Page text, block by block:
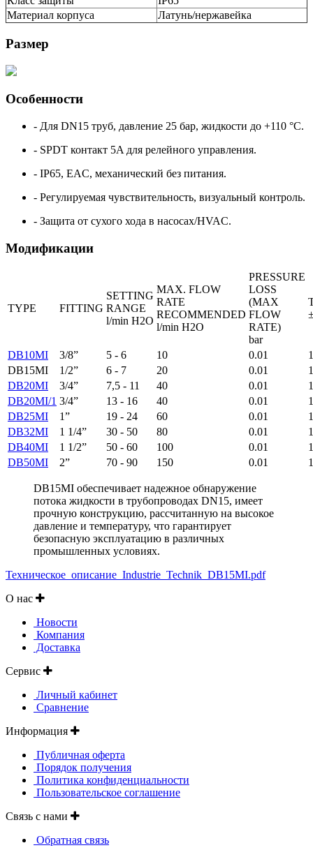
Материал корпуса
Латунь/нержавейка
Размер
Особенности
- Для DN15 труб, давление 25 бар, жидкости до +110 °C.
- SPDT контакт 5A для релейного управления.
- IP65, EAC, механический без питания.
- Регулируемая чувствительность, визуальный контроль.
- Защита от сухого хода в насосах/HVAC.
Модификации
TYPE FITTING
SETTING
RANGE
l/min H2O
MAX. FLOW
RATE
RECOMMENDED
l/min H2O
PRESSURE
LOSS
(MAX
FLOW
RATE)
bar
DB10MI 3/8” 5 - 6 10 0.01
DB15MI
1/2” 6 - 7 20 0.01
DB20MI
3/4” 7,5 - 11 40 0.01
DB20MI/1 3/4” 13 - 16 40 0.01
DB25MI
1” 19 - 24 60 0.01
DB32MI
1 1/4” 30 - 50 80 0.01
DB40MI
1 1/2” 50 - 60 100 0.01
DB50MI
2” 70 - 90 150 0.01
DB15MI обеспечивает надежное обнаружение
потока жидкости в трубопроводах DN15, имеет
прочную конструкцию, рассчитанную на высокое
давление и температуру, что гарантирует
безопасную эксплуатацию в различных
промышленных условиях.
Техническое_описание_Industrie_Technik_DB15MI.pdf
О нас
Новости
Компания
Доставка
Сервис
Личный кабинет
Сравнение
Информация
Публичная оферта
Порядок получения
Политика конфиденциальности
Пользовательское соглашение
Связь с нами
Обратная связь